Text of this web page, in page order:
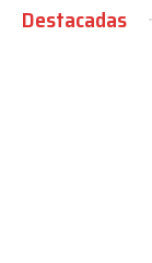
Destacadas